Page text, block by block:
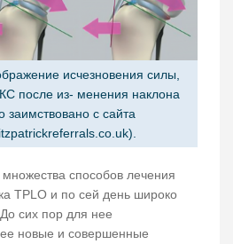
исчезновения силы,
после из- менения наклона
заимствовано с сайта
способов лечения
TPLO и по сей день широко
сих пор для нее
новые и совершенные